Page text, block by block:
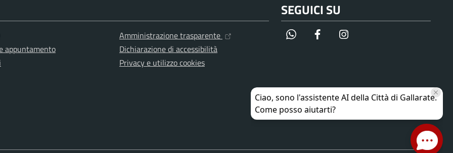
appuntamento
Amministrazione trasparente
Dichiarazione di accessibilità
Privacy e utilizzo cookies
SEGUICI SU
WhatsApp Facebook